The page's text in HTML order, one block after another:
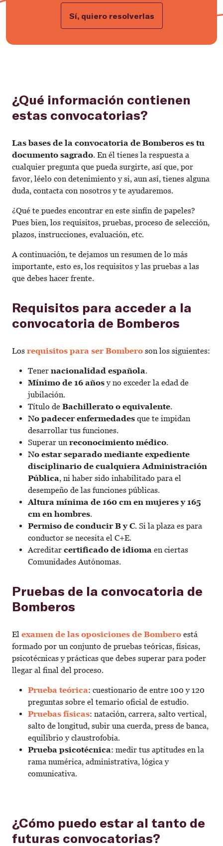
Sí, quiero resolverlas
¿Qué información contienen
estas convocatorias?
Las bases de la convocatoria de Bomberos es tu
documento sagrado. En él tienes la respuesta a
cualquier pregunta que pueda surgirte, así que, por
favor, léelo con detenimiento y si, aun así, tienes alguna
duda, contacta con nosotros y te ayudaremos.
¿Qué te puedes encontrar en este sinfín de papeles?
Pues bien, los requisitos, pruebas, proceso de selección,
plazos, instrucciones, evaluación, etc.
A continuación, te dejamos un resumen de lo más
importante, esto es, los requisitos y las pruebas a las
que debes hacer frente.
Requisitos para acceder a la
convocatoria de Bomberos
Los requisitos para ser Bombero son los siguientes:
Tener nacionalidad española.
Mínimo de 16 añosy no exceder la edad de
jubilación.
Título de Bachillerato o equivalente.
No padecer enfermedades que te impidan
desarrollar tus funciones.
Superar un reconocimiento médico.
No estar separado mediante expediente
disciplinario de cualquiera Administración
Pública, ni haber sido inhabilitado para el
desempeño de las funciones públicas.
Altura mínima de 160 cm en mujeres y 165
cm en hombres.
Permiso de conducir B y C. Si la plaza es para
conductor se necesita el C+E.
Acreditar certificado de idioma en ciertas
Comunidades Autónomas.
Pruebas de la convocatoria de
Bomberos
El examen de las oposiciones de Bombero está
formado por un conjunto de pruebas teóricas, físicas,
psicotécnicas y prácticas que debes superar para poder
llegar al final del proceso.
Prueba teórica: cuestionario de entre 100 y 120
preguntas sobre el temario oficial de estudio.
Pruebas físicas: natación, carrera, salto vertical,
salto de longitud, subir una cuerda, press de banca,
equilibrio y claustrofobia.
Prueba psicotécnica: medir tus aptitudes en la
rama numérica, administrativa, lógica y
comunicativa.
¿Cómo puedo estar al tanto de
futuras convocatorias?